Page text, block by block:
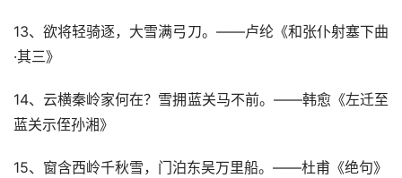
13、欲将轻骑逐，大雪满弓刀。——卢纶《和张仆射塞下曲
·其三》
14、云横秦岭家何在？雪拥蓝关马不前。——韩愈《左迁至
蓝关示侄孙湘》
15、窗含西岭千秋雪，门泊东吴万里船。——杜甫《绝句》